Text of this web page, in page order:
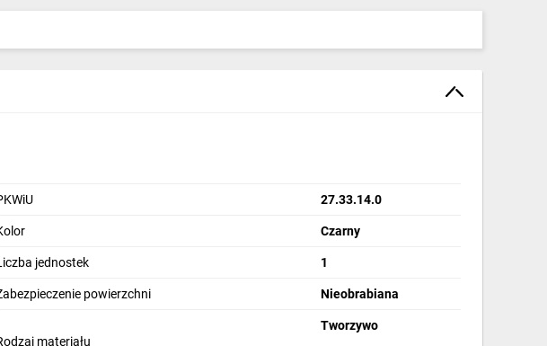
27.33.14.0
Czarny
jednostek 1
powierzchni Nieobrabiana
materiału
Tworzywo